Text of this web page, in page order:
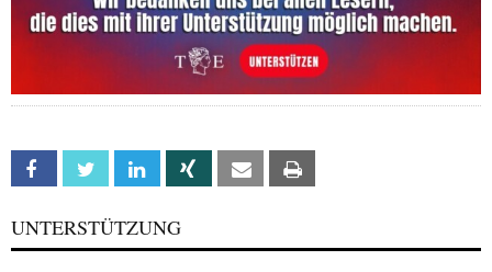
Facebook Twitter Linkedin Xing Email
UNTERSTÜTZUNG